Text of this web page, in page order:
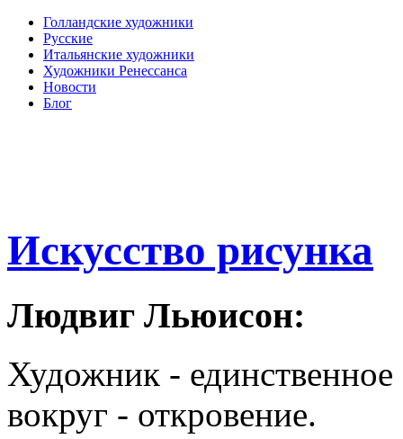
Голландские художники
Русские
Итальянские художники
Художники Ренессанса
Новости
Блог
Искусство рисунка
Людвиг Льюисон:
Художник - единственное
вокруг - откровение.